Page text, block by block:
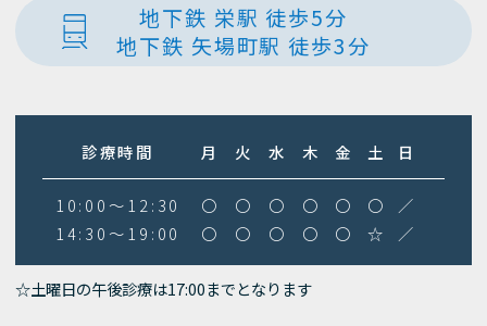
地下鉄 栄駅 徒歩5分
地下鉄 矢場町駅 徒歩3分
診療時間 月 火 水 木 金 土 日
10:00～12:30 〇 〇 〇 〇 〇 〇
／
14:30～19:00
〇 〇 〇 〇 〇 ☆ ／
☆土曜日の午後診療は17:00までとなります